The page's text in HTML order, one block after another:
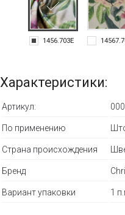
1456.703E
Характеристики:
Артикул:
По применению
Страна происхождения
Бренд
Вариант упаковки 1